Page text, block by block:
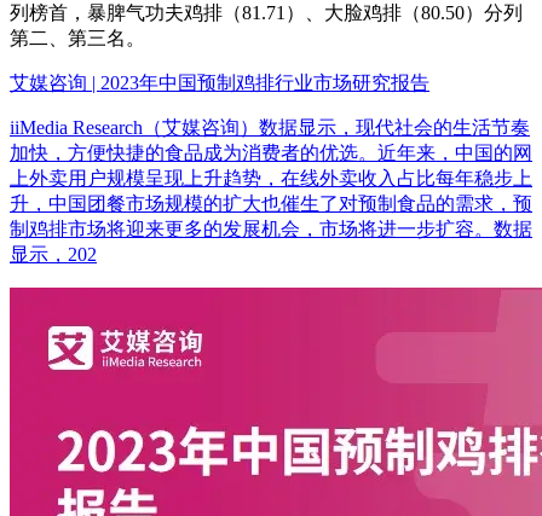
列榜首，暴脾气功夫鸡排（81.71）、大脸鸡排（80.50）分列
第二、第三名。
艾媒咨询 | 2023年中国预制鸡排行业市场研究报告
iiMedia Research（艾媒咨询）数据显示，现代社会的生活节奏
加快，方便快捷的食品成为消费者的优选。近年来，中国的网
上外卖用户规模呈现上升趋势，在线外卖收入占比每年稳步上
升，中国团餐市场规模的扩大也催生了对预制食品的需求，预
制鸡排市场将迎来更多的发展机会，市场将进一步扩容。数据
显示，202